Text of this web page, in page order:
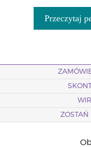
Przeczytaj
ZOSTAŃ